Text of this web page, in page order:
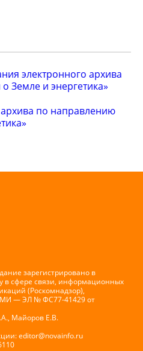
электронного архива
Земле и энергетика»
по направлению
зарегистрировано в
в сфере связи, информационных
(Роскомнадзор),
— ЭЛ № ФС77-41429 от
Майоров Е.В.
editor@novainfo.ru